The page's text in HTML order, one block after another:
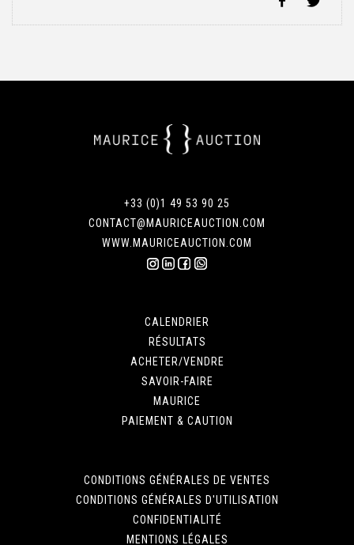
+33 (0)1 49 53 90 25
CONTACT@MAURICEAUCTION.COM
WWW.MAURICEAUCTION.COM
CALENDRIER
RÉSULTATS
ACHETER/VENDRE
SAVOIR-FAIRE
MAURICE
PAIEMENT & CAUTION
CONDITIONS GÉNÉRALES DE VENTES
CONDITIONS GÉNÉRALES D'UTILISATION
CONFIDENTIALITÉ
MENTIONS LÉGALES